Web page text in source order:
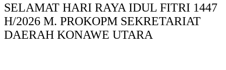
SELAMAT HARI RAYA IDUL FITRI 1447
H/2026 M. PROKOPM SEKRETARIAT
DAERAH KONAWE UTARA